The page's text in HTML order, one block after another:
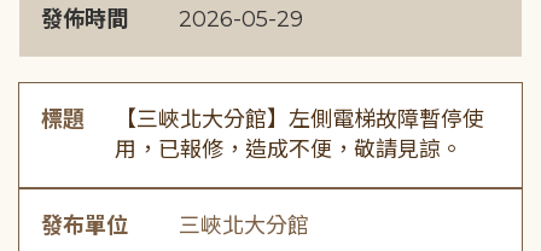
發佈時間 2026-05-29
標題
【三峽北大分館】左側電梯故障暫停使
用，已報修，造成不便，敬請見諒。
發布單位 三峽北大分館